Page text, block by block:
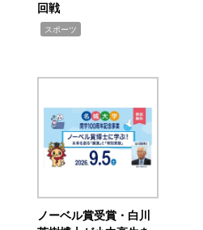
回戦
スポーツ
ノーベル賞受賞・白川